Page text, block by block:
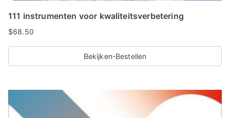
111 instrumenten voor kwaliteitsverbetering
$68.50
Bekijken-Bestellen